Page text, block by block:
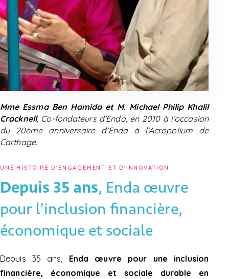
Mme Essma Ben Hamida et M. Michael Philip Khalil
Cracknell, Co-fondateurs d’Enda, en 2010 à l’occasion
du 20ème anniversaire d’Enda à l’Acropolium de
Carthage.
UNE HISTOIRE D’ENGAGEMENT ET D’INNOVATION
Depuis 35 ans, Enda œuvre
pour l’inclusion financière,
économique et sociale
Depuis 35 ans, Enda œuvre pour une inclusion
financière, économique et sociale durable en